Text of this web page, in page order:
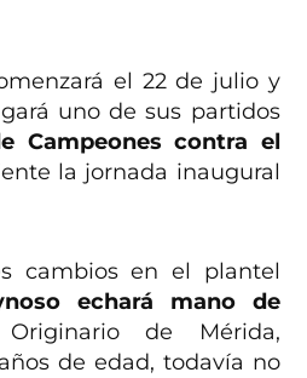
el 22 de julio y
uno de sus partidos
Campeones contra el
la jornada inaugural
cambios en el plantel
echará mano de
de Mérida,
de edad, todavía no